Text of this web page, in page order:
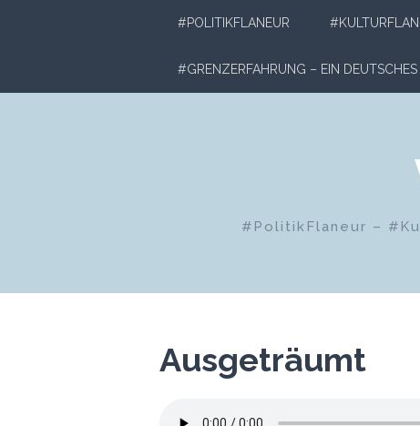
#POLITIKFLANEUR
#GRENZERFAHRUNG – EIN
#PolitikFlaneur –
Ausgeträumt